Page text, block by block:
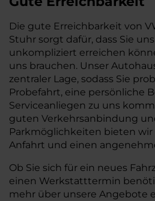
Die gute Erreichbarkeit von
Stuhr sorgt dafür, dass Sie
unkompliziert erreichen
uns brauchen. Unser
zentraler Lage, sodass Sie
Probefahrt, eine persönliche
Serviceanliegen zu uns
guten Verkehrsanbindung
Parkmöglichkeiten bieten
Anfahrt und einen
Ob Sie sich für ein neues
einen Werkstatttermin
mehr über unsere Angebote